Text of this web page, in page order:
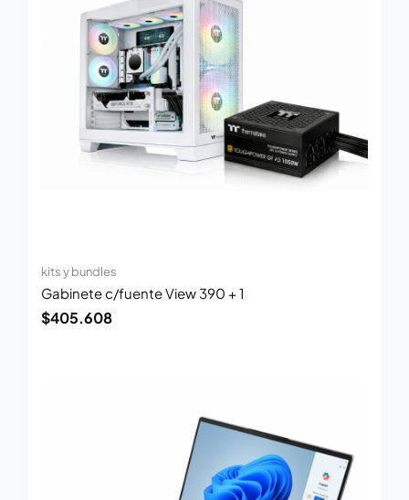
kits y bundles
Gabinete c/fuente View 390 + 1
$405.608